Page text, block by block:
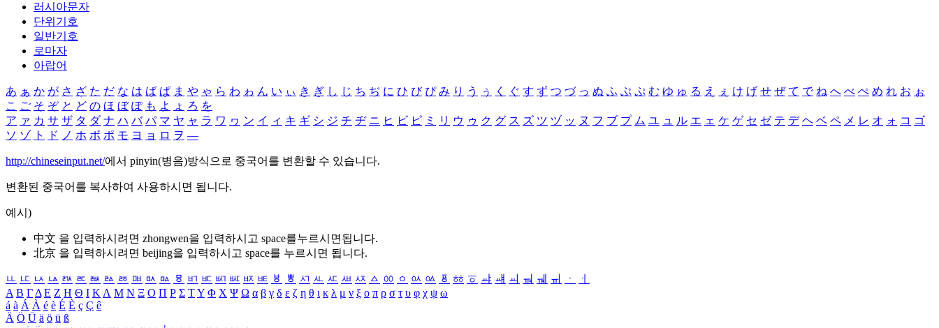
러시아문자
단위기호
일반기호
로마자
아랍어
あ ぁ か が さ ざ た だ な は ば ぱ ま や ゃ ら わ ゎ ん い ぃ き ぎ し じ ち ぢ に ひ び ぴ み り う ぅ く ぐ す ず つ づ っ ぬ ふ ぶ ぷ む ゆ ゅ る え ぇ け げ せ ぜ て で ね へ べ ぺ め れ お ぉ
こ ご そ ぞ と ど の ほ ぼ ぽ も よ ょ ろ を
ア ァ カ サ ザ タ ダ ナ ハ バ パ マ ヤ ャ ラ ワ ヮ ン イ ィ キ ギ シ ジ チ ヂ ニ ヒ ビ ピ ミ リ ウ ゥ ク グ ス ズ ツ ヅ ッ ヌ フ ブ プ ム ユ ュ ル エ ェ ケ ゲ セ ゼ テ デ ヘ ベ ペ メ レ オ ォ コ ゴ
ソ ゾ ト ド ノ ホ ボ ポ モ ヨ ョ ロ ヲ ―
http://chineseinput.net/에서 pinyin(병음)방식으로 중국어를 변환할 수 있습니다.
변환된 중국어를 복사하여 사용하시면 됩니다.
예시)
中文 을 입력하시려면 zhongwen을 입력하시고 space를누르시면됩니다.
北京 을 입력하시려면 beijing을 입력하시고 space를 누르시면 됩니다.
ㅥ ㅦ ㅧ ㅨ ㅩ ㅪ ㅫ ㅬ ㅭ ㅮ ㅯ ㅰ ㅱ ㅲ ㅳ ㅴ ㅵ ㅶ ㅷ ㅸ ㅹ ㅺ ㅻ ㅼ ㅽ ㅾ ㅿ ㆀ ㆁ ㆂ ㆃ ㆄ ㆅ ㆆ ㆇ ㆈ ㆉ ㆊ ㆋ ㆌ ㆍ
ㆎ
Α Β ΓΔ Ε Ζ Η Θ Ι ΚΛ Μ Ν Ξ Ο Π Ρ Σ ΤΥ Φ Χ Ψ Ω α β γ δ ε ζ η θ ι κ λ μ ν ξ ο π ρ σ τ υ φ χ ψ ω
á à Á À é è É È ç Ç ê
Ä Ö Ü ä ö ü ß